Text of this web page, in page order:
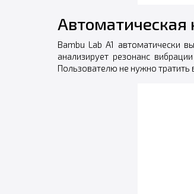
Автоматическая
Bambu Lab A1 автоматически
анализирует резонанс
Пользователю не нужно тратить